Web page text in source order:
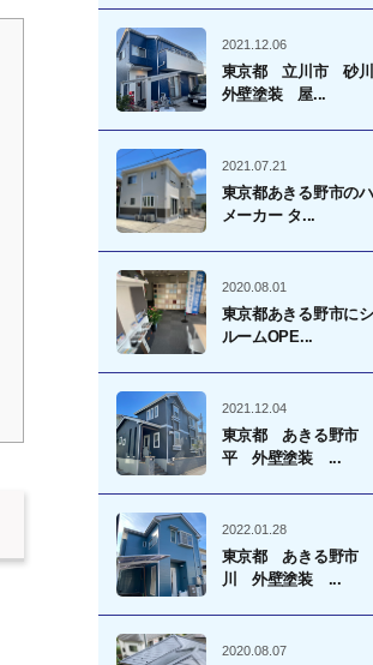
2021.12.06
東京都 立川市 砂
外壁塗装 屋...
2021.07.21
東京都あきる野市の
メーカー タ...
2020.08.01
東京都あきる野市に
ルームOPE...
2021.12.04
東京都 あきる野市
平 外壁塗装 ...
2022.01.28
東京都 あきる野市
川 外壁塗装 ...
2020.08.07